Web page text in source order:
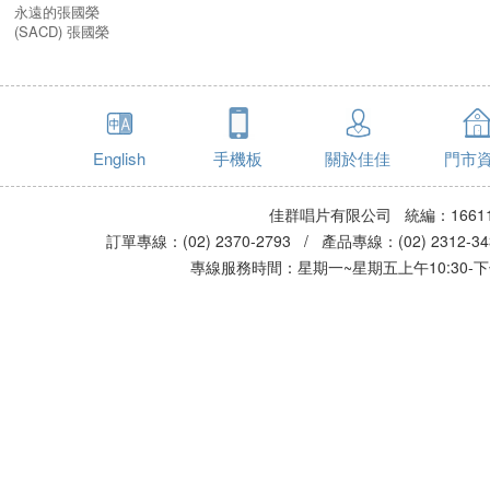
永遠的張國榮
(SACD) 張國榮
English 手機板 關於佳佳 門市
佳群唱片有限公司 統編：
訂單專線：(02) 2370-2793 / 產品專線：(02)
專線服務時間：星期一~星期五上午10:30-